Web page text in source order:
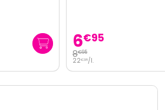
6€95
€95
€ 38/l.